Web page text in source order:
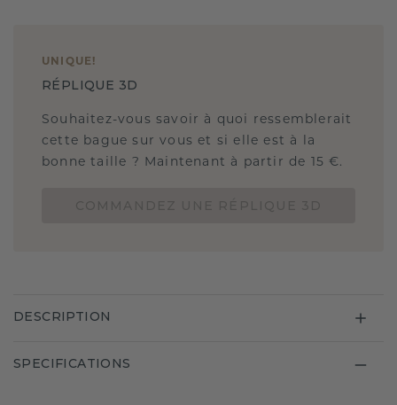
UNIQUE !
RÉPLIQUE 3D
Souhaitez-vous savoir à quoi ressemblerait
cette bague sur vous et si elle est à la
bonne taille ? Maintenant à partir de 15 €.
DESCRIPTION
SPECIFICATIONS